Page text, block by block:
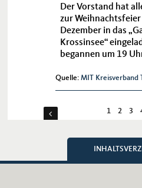
Der Vorstand hat
zur Weihnachtsfeier
Dezember in das
Krossinsee“
begannen um 19
Quelle: MIT Kreisverband
1 2 3